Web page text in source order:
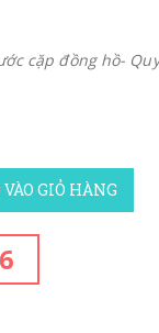
cặp đồng hồ-
VÀO GIỎ HÀNG